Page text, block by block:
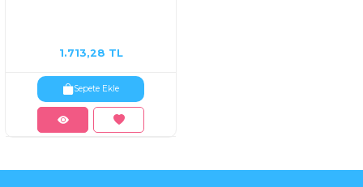
1.713,28 TL
Sepete Ekle